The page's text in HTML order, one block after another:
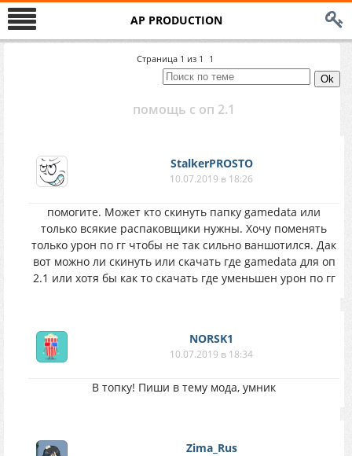
AP PRODUCTION
Страница 1 из 1 1
помощь с оп 2.1
StalkerPROSTO
10.07.2019 в 18:26
помогите. Может кто скинуть папку gamedata или
только всякие распаковщики нужны. Хочу поменять
только урон по гг чтобы не так сильно ваншотился. Дак
вот можно ли скинуть или скачать где gamedata для оп
2.1 или хотя бы как то скачать где уменьшен урон по гг
NORSK1
10.07.2019 в 18:34
В топку! Пиши в тему мода, умник
Zima_Rus